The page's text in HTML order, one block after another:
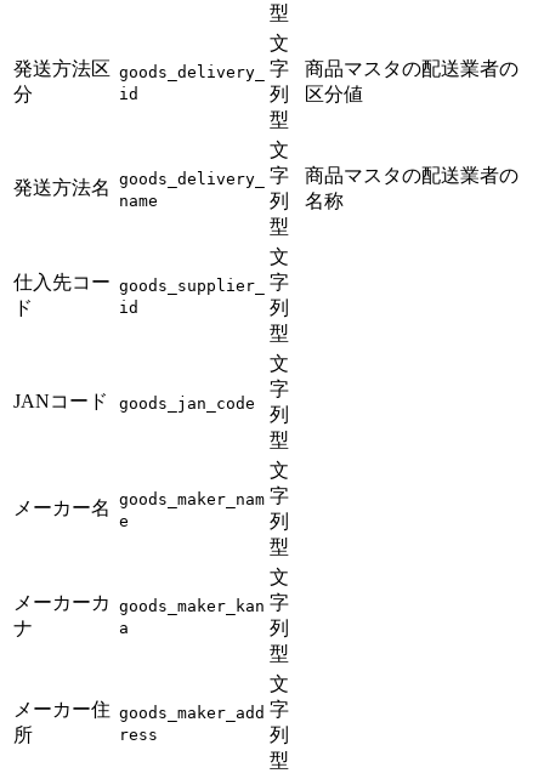
型
発送方法区
分
goods_delivery_
id
文
字
列
型
商品マスタの配送業者の
区分値
発送方法名 goods_delivery_
name
文
字
列
型
商品マスタの配送業者の
名称
仕入先コー
ド
goods_supplier_
id
文
字
列
型
JANコード goods_jan_code
文
字
列
型
メーカー名 goods_maker_nam
e
文
字
列
型
メーカーカ
ナ
goods_maker_kan
a
文
字
列
型
メーカー住
所
goods_maker_add
ress
文
字
列
型